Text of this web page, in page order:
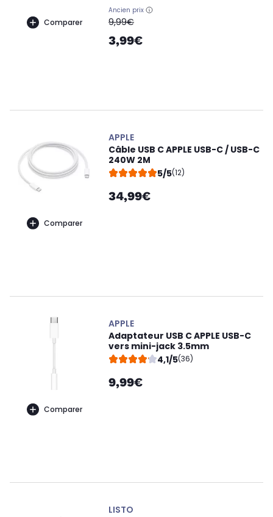
Comparer
Ancien prix
oldPrice
9,99€
3,99€
Comparer
APPLE
Câble USB C APPLE USB-C / USB-C
240W 2M
5/5(12)
34,99€
Comparer
APPLE
Adaptateur USB C APPLE USB-C
vers mini-jack 3.5mm
4,1/5(36)
9,99€
LISTO